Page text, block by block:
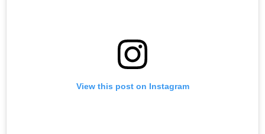
View this post on Instagram